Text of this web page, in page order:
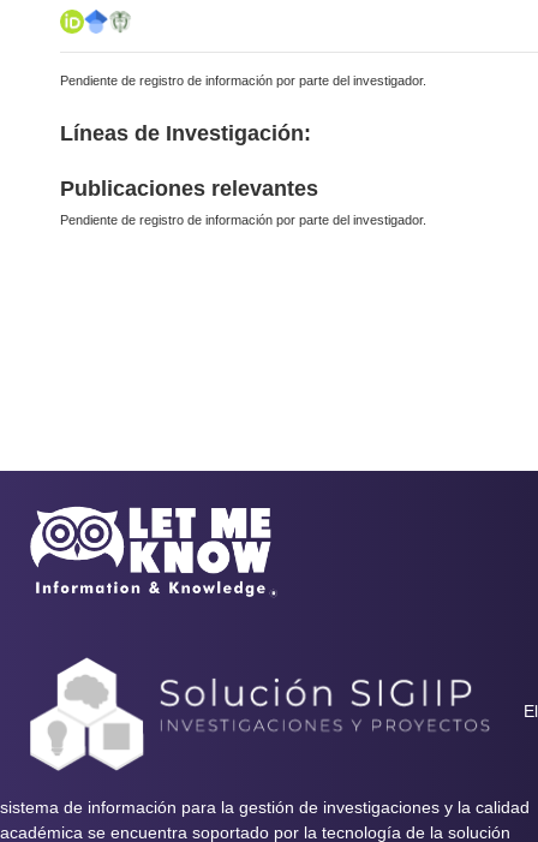
Pendiente de registro de información por parte del investigador.
Líneas de Investigación:
Publicaciones relevantes
Pendiente de registro de información por parte del investigador.
El
sistema de información para la gestión de investigaciones y la calidad
académica se encuentra soportado por la tecnología de la solución